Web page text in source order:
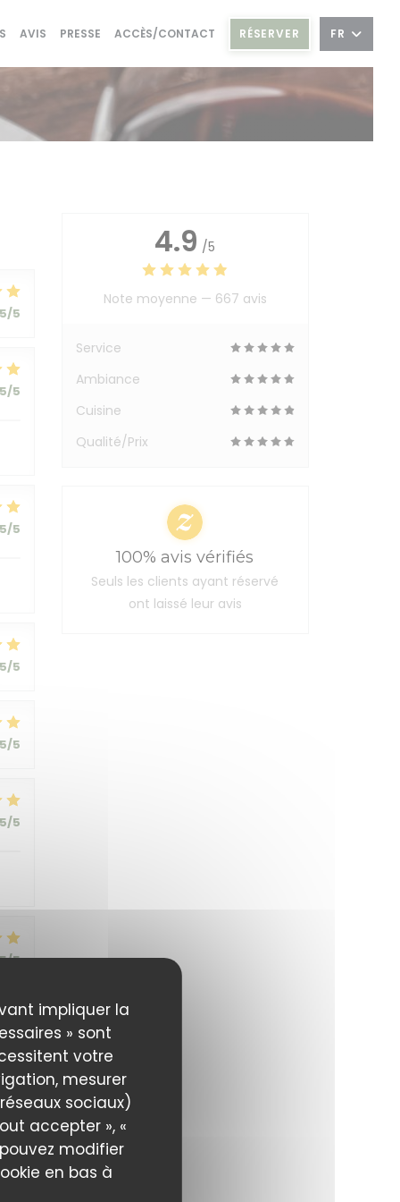
impliquer la
» sont
votre
mesurer
sociaux)
accepter », «
modifier
en bas à
AVIS PRESSE ACCÈS/CONTACT RÉSERVER FR
/5
/5
/5
/5
/5
/5
/5
/5
/5
4.9 /5
Note moyenne — 667 avis
Service
Ambiance
Cuisine
Qualité/Prix
100% avis vérifiés
Seuls les clients ayant réservé
ont laissé leur avis